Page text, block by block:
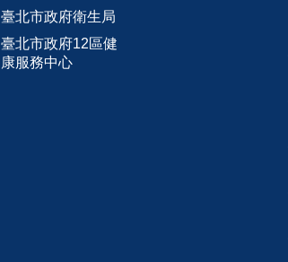
臺北市政府衛生局
臺北市政府12區健
康服務中心